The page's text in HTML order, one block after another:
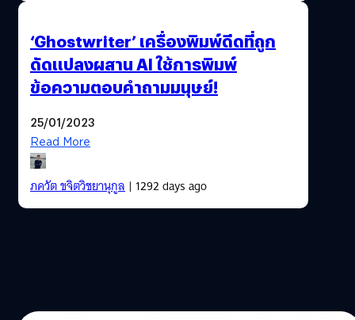
‘Ghostwriter’ เครื่องพิมพ์ดีดที่ถูก
ดัดแปลงผสาน AI ใช้การพิมพ์
ข้อความตอบคำถามมนุษย์!
25/01/2023
Read More
ภควัต ขจิตวิชยานุกูล| 1292 days ago